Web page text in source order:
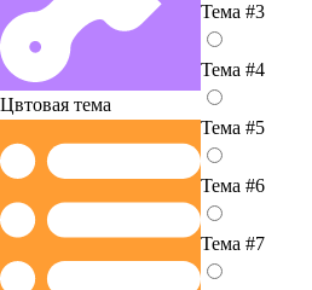
Цвтовая тема
Тема #3
Тема #4
Тема #5
Тема #6
Тема #7